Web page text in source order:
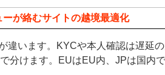
が絡むサイトの越境最適化
違います。KYCや本人確認は遅延
分けます。EUはEU内、JPは国内